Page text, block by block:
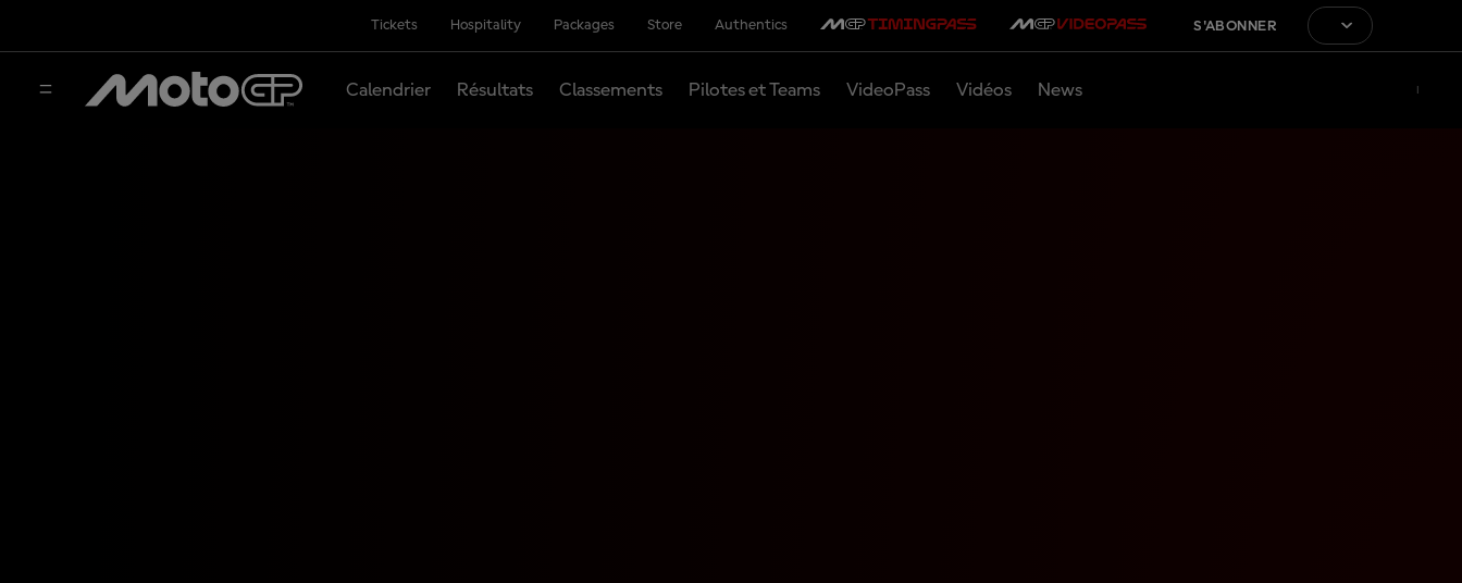
Tickets Hospitality Packages Store Authentics S'ABONNER
Calendrier Résultats Classements Pilotes et Teams VideoPass Vidéos News